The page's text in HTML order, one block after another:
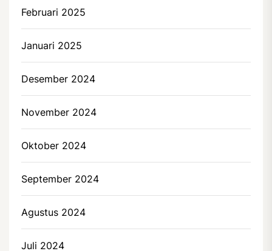
Februari 2025
Januari 2025
Desember 2024
November 2024
Oktober 2024
September 2024
Agustus 2024
Juli 2024